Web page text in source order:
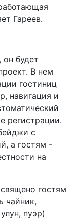
Гареев.
будет
В нем
гостиниц
навигация и
регистрации.
с
а гостям -
на
гостям
чайник,
пуэр)